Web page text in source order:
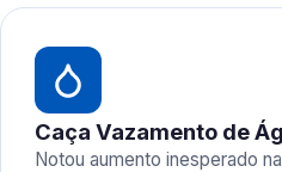
Caça Vazamento de
Notou aumento inesperado